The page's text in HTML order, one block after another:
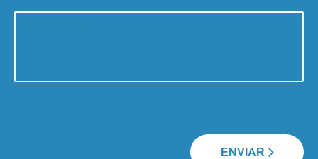
ENVIAR